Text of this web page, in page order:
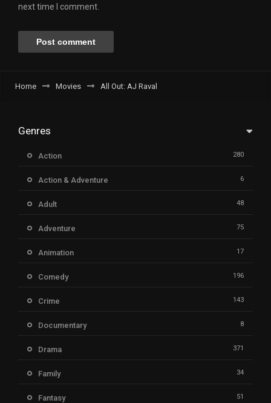
next time I comment.
Home Movies All Out: AJ Raval
Genres
Action 280
Action & Adventure 6
Adult 48
Adventure 75
Animation 17
Comedy 196
Crime 143
Documentary 8
Drama 371
Family 34
Fantasy 51